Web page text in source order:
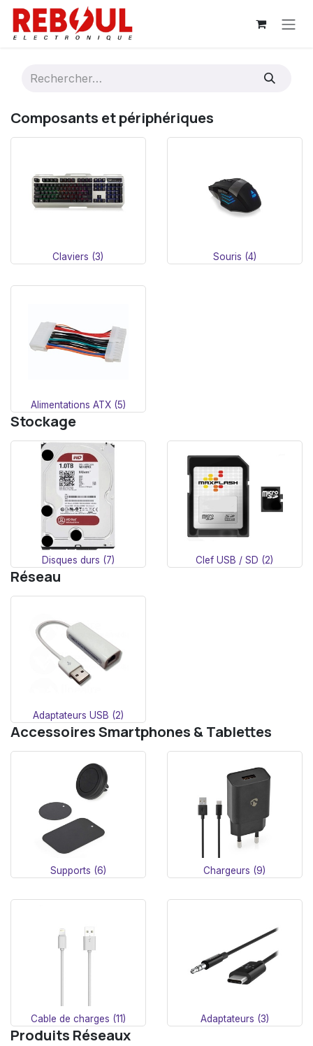
Se rendre au contenu
Composants et périphériques
Claviers (3) Souris (4)
Alimentations ATX (5)
Stockage
Disques durs (7) Clef USB / SD (2)
Réseau
Adaptateurs USB (2)
Accessoires Smartphones & Tablettes
Supports (6) Chargeurs (9)
Cable de charges (11) Adaptateurs (3)
Produits Réseaux